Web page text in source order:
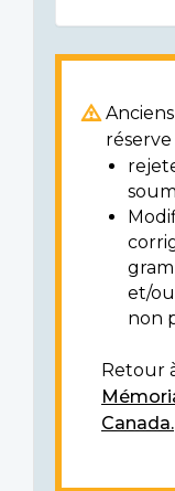
et/
non
Retour
Canada.